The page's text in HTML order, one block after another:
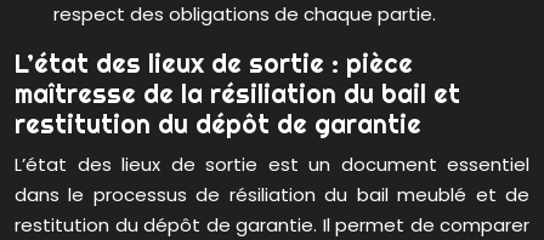
respect des obligations de chaque partie.
L’état des lieux de sortie : pièce
maîtresse de la résiliation du bail et
restitution du dépôt de garantie
L’état des lieux de sortie est un document essentiel
dans le processus de résiliation du bail meublé et de
restitution du dépôt de garantie. Il permet de comparer